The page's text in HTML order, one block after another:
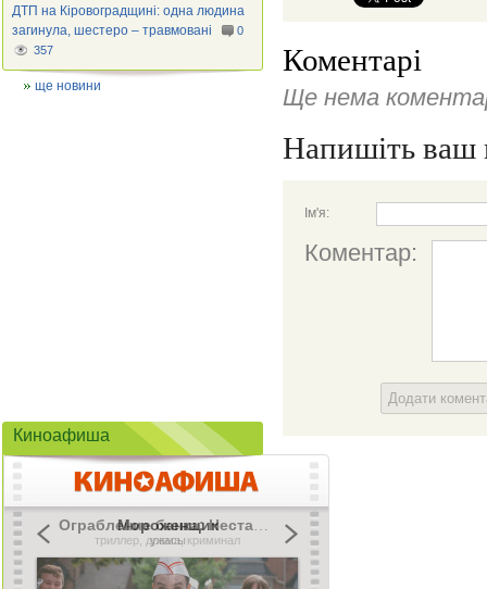
Коментарі
Ще нема
Напишіть ваш
Ім'я:
Коментар:
Додати
ДТП на Кіровоградщині: одна людина
загинула, шестеро – травмовані
0
357
ще новини
Киноафиша